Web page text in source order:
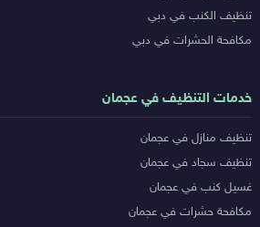
تنظيف الكنب في دبي
مكافحة الحشرات في دبي
خدمات التنظيف في عجمان
تنظيف منازل في عجمان
تنظيف سجاد في عجمان
غسيل كنب في عجمان
مكافحة حشرات في عجمان